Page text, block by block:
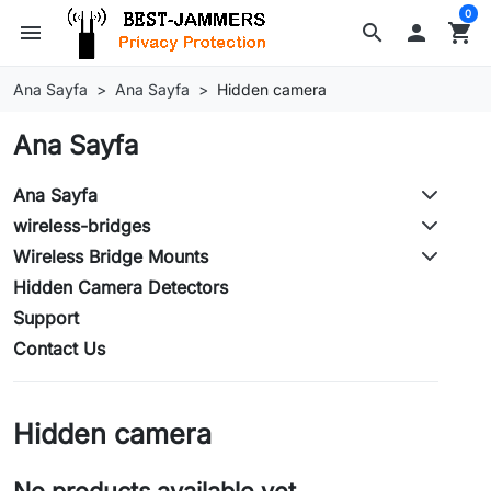
search
menu  shopping_cart
0
Ana Sayfa Ana Sayfa Hidden camera
Ana Sayfa
Ana Sayfa
wireless-bridges
Wireless Bridge Mounts
Hidden Camera Detectors
Support
Contact Us
Hidden camera